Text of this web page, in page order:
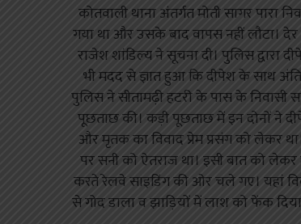
कोतवाली थाना अंतर्गत मोती सागर पारा
गया था और उसके बाद वापस नहीं लौटा।
राजेश शांडिल्य ने सूचना दी। पुलिस
भी मदद से ज्ञात हुआ कि दीपेश के साथ
पुलिस ने सीतामढ़ी हटरी के पास के
पूछताछ की। कड़ी पूछताछ में इन दोनों ने
और मृतक का विवाद प्रेम प्रसंग को लेकर
पर सनी को ऐतराज था। इसी बात को
करते रेलवे साइडिंग की ओर चले गए। यहां
से गोद डाला व झाड़ियों में लाश को फेंक